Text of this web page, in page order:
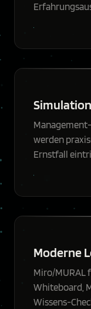
werden
Ernstfall
Moderne
Miro/MURAL
Whiteboard,
Wissens-